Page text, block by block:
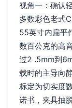
视角一：确认
多数彩色老式
55英寸内扁平
数百公克的高
过2 .5mm到
载时的主导向
标定为切实度
诺书，夹具抽